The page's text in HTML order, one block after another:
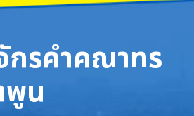
กรคำคณาทร
พูน